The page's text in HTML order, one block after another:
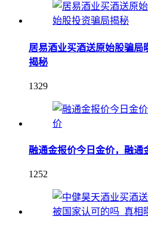
居易酒业买酒送原始股骗局
揭秘
1329
融通金报价今日金价，融通
1252